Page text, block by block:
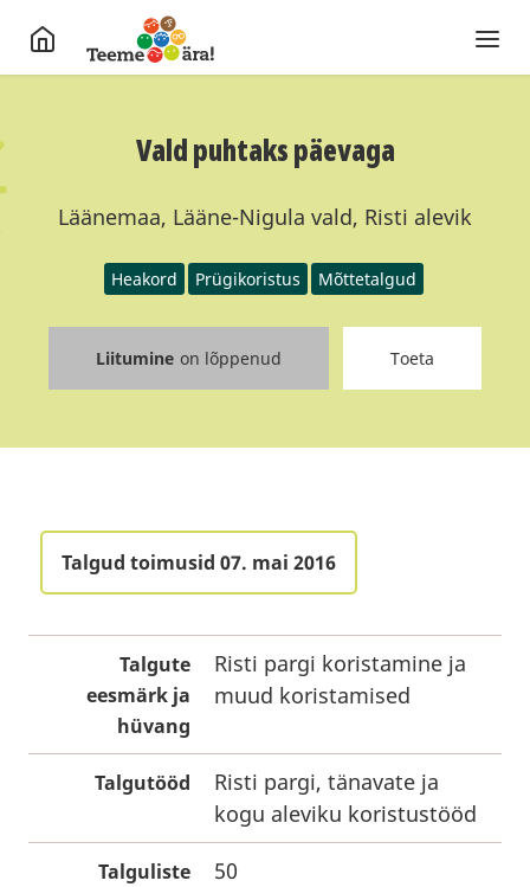
Vald puhtaks päevaga
Läänemaa, Lääne-Nigula vald, Risti alevik
Heakord Prügikoristus Mõttetalgud
Liitumine on lõppenud Toeta
Talgud toimusid 07. mai 2016
Talgute
eesmärk ja
hüvang
Risti pargi koristamine ja
muud koristamised
Talgutööd
Risti pargi, tänavate ja
kogu aleviku koristustööd
Talguliste
50